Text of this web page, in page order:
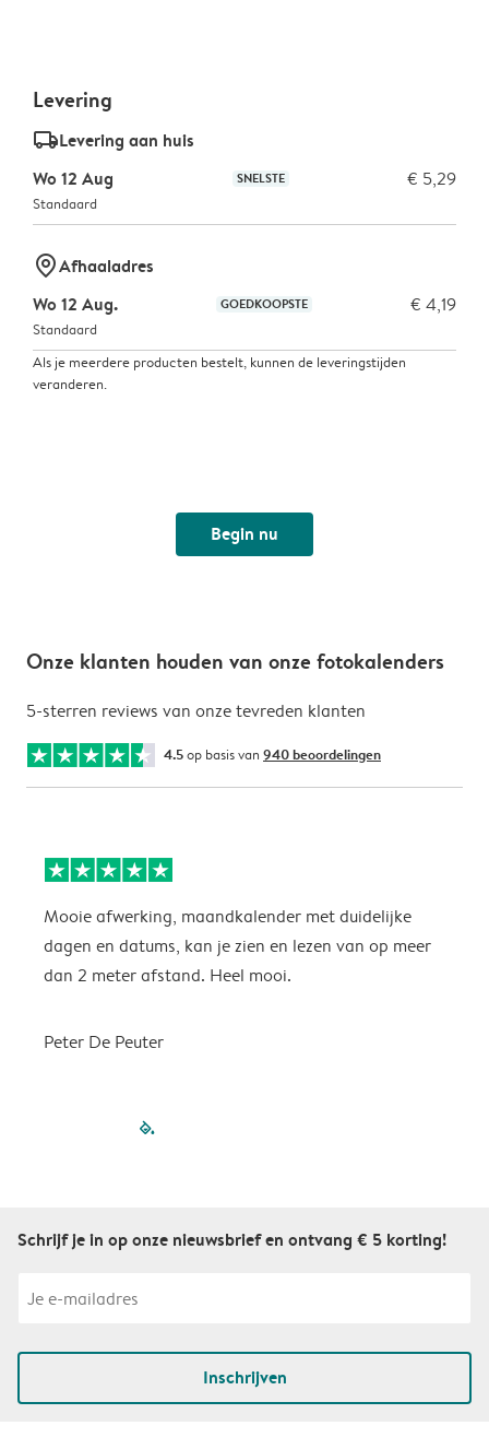
Levering
delivery_standard_v2Levering aan huis
Wo 12 Aug
SNELSTE € 5,29
Standaard
marker-pinAfhaaladres
Wo 12 Aug.
GOEDKOOPSTE € 4,19
Standaard
Als je meerdere producten bestelt, kunnen de leveringstijden
veranderen.
Begin nu
Onze klanten houden van onze fotokalenders
5-sterren reviews van onze tevreden klanten
4.5op basis van 940 beoordelingen
Mooie afwerking, maandkalender met duidelijke
dagen en datums, kan je zien en lezen van op meer
dan 2 meter afstand. Heel mooi.
Peter De Peuter
filled-pagination
Schrijf je in op onze nieuwsbrief en ontvang € 5 korting!
Inschrijven